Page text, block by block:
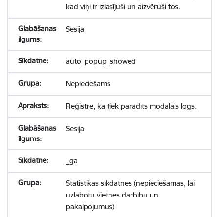
kad viņi ir izlasījuši un aizvēruši tos.
Sesija
auto_popup_showed
Nepieciešams
Reģistrē, ka tiek parādīts modālais logs.
Sesija
_ga
Statistikas sīkdatnes (nepieciešamas, lai
uzlabotu vietnes darbību un
pakalpojumus)